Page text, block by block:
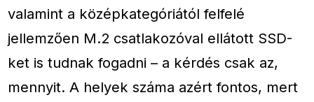
valamint a középkategóriától felfelé
jellemzően M.2 csatlakozóval ellátott SSD-
ket is tudnak fogadni – a kérdés csak az,
mennyit. A helyek száma azért fontos, mert